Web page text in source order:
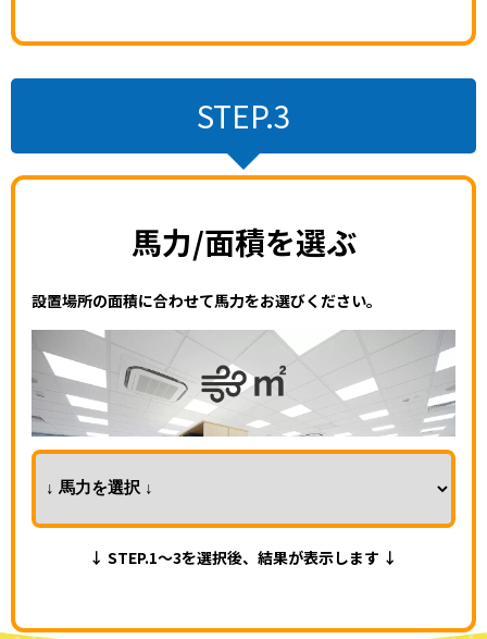
STEP.3
馬力/面積を選ぶ
設置場所の面積に合わせて馬力をお選びください。
↓ STEP.1～3を選択後、結果が表示します ↓